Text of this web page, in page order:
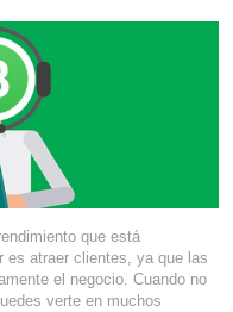
que está
es atraer clientes, ya que las
el negocio. Cuando no
verte en muchos